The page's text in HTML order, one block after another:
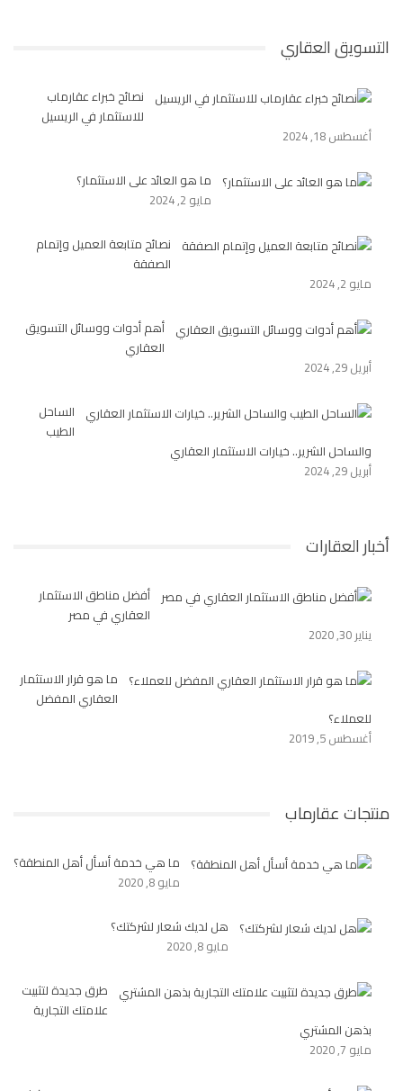
التسويق العقاري
نصائح خبراء عقارماب
للاستثمار في الريسيل
أغسطس 18, 2024
ما هو العائد على الاستثمار؟
مايو 2, 2024
نصائح متابعة العميل وإتمام
الصفقة
مايو 2, 2024
أهم أدوات ووسائل التسويق
العقاري
أبريل 29, 2024
الساحل
الطيب
والساحل الشرير.. خيارات الاستثمار العقاري
أبريل 29, 2024
أخبار العقارات
أفضل مناطق الاستثمار
العقاري في مصر
يناير 30, 2020
ما هو قرار الاستثمار
العقاري المفضل
للعملاء؟
أغسطس 5, 2019
منتجات عقارماب
ما هي خدمة أسأل أهل المنطقة؟
مايو 8, 2020
هل لديك شعار لشركتك؟
مايو 8, 2020
طرق جديدة لتثبيت
علامتك التجارية
بذهن المشتري
مايو 7, 2020